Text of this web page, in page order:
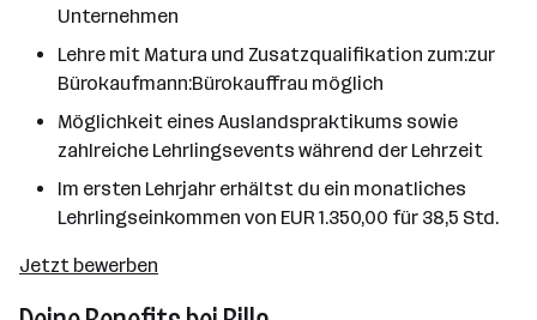
Unternehmen
Lehre mit Matura und Zusatzqualifikation zum:zur
Bürokaufmann:Bürokauffrau möglich
Möglichkeit eines Auslandspraktikums sowie
zahlreiche Lehrlingsevents während der Lehrzeit
Im ersten Lehrjahr erhältst du ein monatliches
Lehrlingseinkommen von EUR 1.350,00 für 38,5 Std.
Jetzt bewerben